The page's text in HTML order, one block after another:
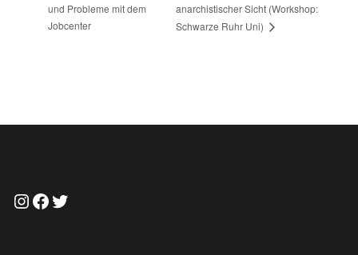
und Probleme mit dem
Jobcenter
anarchistischer Sicht (Workshop:
Schwarze Ruhr Uni)
Instagram
Facebook
Twitter